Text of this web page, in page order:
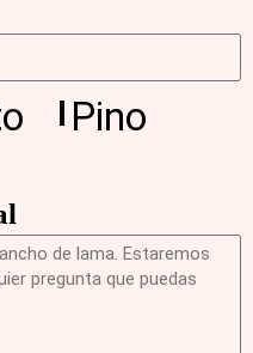
Pino